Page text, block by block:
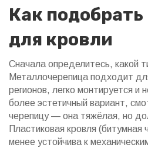
Как
для кровли
Сначала определитесь, какой
Металлочерепица подходит
регионов, легко монтируется и
более эстетичный вариант,
черепицу — она тяжёлая, но
Пластиковая кровля (битумная
менее устойчива к